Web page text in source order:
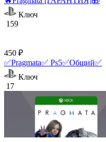
Ключ
159
450 ₽
✅Pragmata✅ Ps5✅Общий✅
Ключ
17